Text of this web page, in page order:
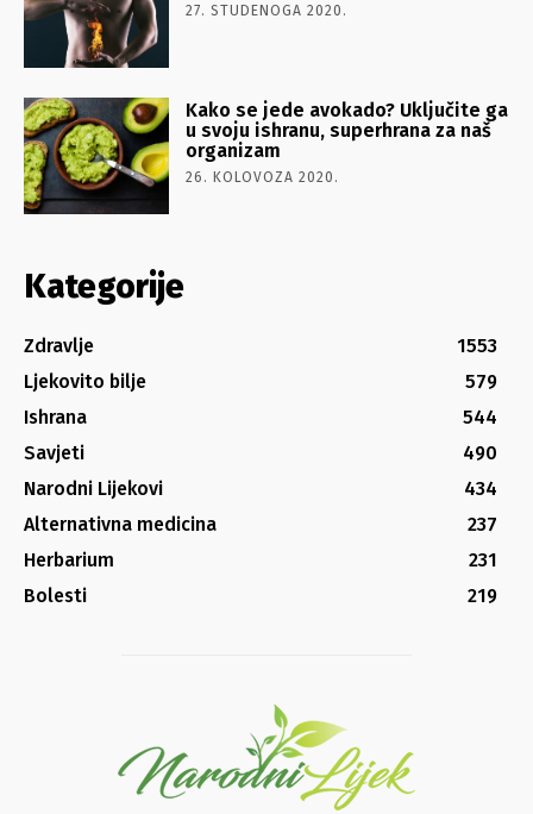
27. STUDENOGA 2020.
Kako se jede avokado? Uključite ga
u svoju ishranu, superhrana za naš
organizam
26. KOLOVOZA 2020.
Kategorije
Zdravlje
1553
Ljekovito bilje
579
Ishrana
544
Savjeti
490
Narodni Lijekovi
434
Alternativna medicina
237
Herbarium
231
Bolesti
219